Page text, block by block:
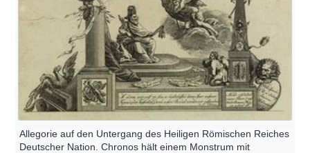
Allegorie auf den Untergang des Heiligen Römischen Reiches
Deutscher Nation. Chronos hält einem Monstrum mit